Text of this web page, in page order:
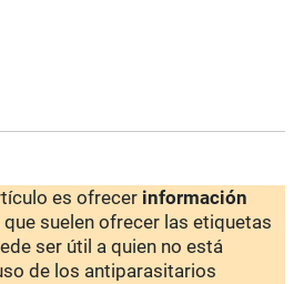
es ofrecer información
que suelen ofrecer las etiquetas
ser útil a quien no está
de los antiparasitarios